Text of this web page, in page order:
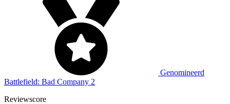
Genomineerd
Battlefield: Bad Company 2
Reviewscore